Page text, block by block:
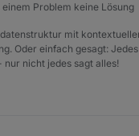
Problem keine Lösung
mit
Oder einfach gesagt:
nur nicht jedes sagt alles!